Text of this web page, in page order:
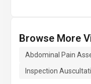
Browse More
Abdominal Pain
Inspection